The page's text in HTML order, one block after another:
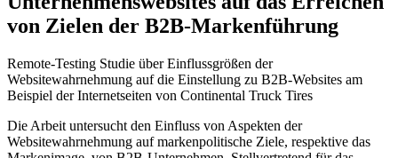
von Zielen der B2B-Markenführung
Remote-Testing Studie über Einflussgrößen der
Websitewahrnehmung auf die Einstellung zu B2B-Websites am
Beispiel der Internetseiten von Continental Truck Tires
Die Arbeit untersucht den Einfluss von Aspekten der
Websitewahrnehmung auf markenpolitische Ziele, respektive das